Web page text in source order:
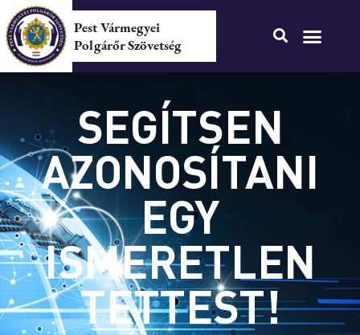
Pest Vármegyei
Polgárőr Szövetség
SEGÍTSEN
AZONOSÍTANI
EGY
ISMERETLEN
TETTEST!